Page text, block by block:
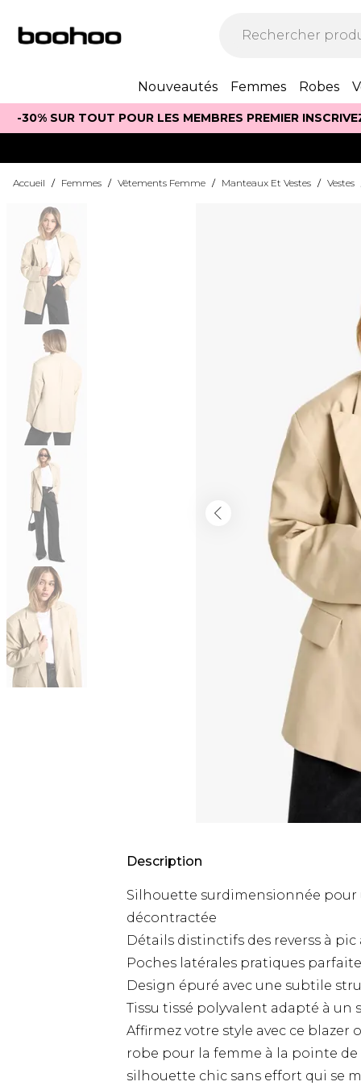
Nouveautés Femmes Robes
-30% SUR TOUT POUR LES MEMBRES PREMIER
Accueil / Femmes / Vêtements Femme / Manteaux Et Vestes / Vestes
Description
Silhouette surdimensionnée
décontractée
Détails distinctifs des reverss à
Poches latérales pratiques
Design épuré avec une subtile
Tissu tissé polyvalent adapté à
Affirmez votre style avec ce blazer
robe pour la femme à la pointe
silhouette chic sans effort qui se